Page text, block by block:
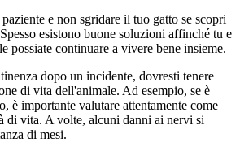
e non sgridare il tuo gatto se scopri
esistono buone soluzioni affinché tu e
possiate continuare a vivere bene insieme.
dopo un incidente, dovresti tenere
di vita dell'animale. Ad esempio, se è
è importante valutare attentamente come
di vita. A volte, alcuni danni ai nervi si
di mesi.